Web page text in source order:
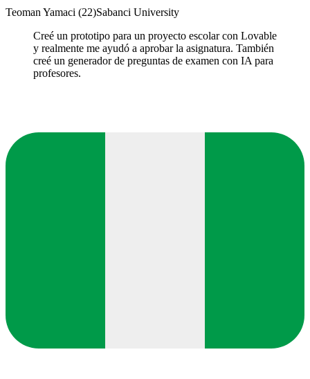
Teoman Yamaci (22)Sabanci University
Creé un prototipo para un proyecto escolar con Lovable
y realmente me ayudó a aprobar la asignatura. También
creé un generador de preguntas de examen con IA para
profesores.